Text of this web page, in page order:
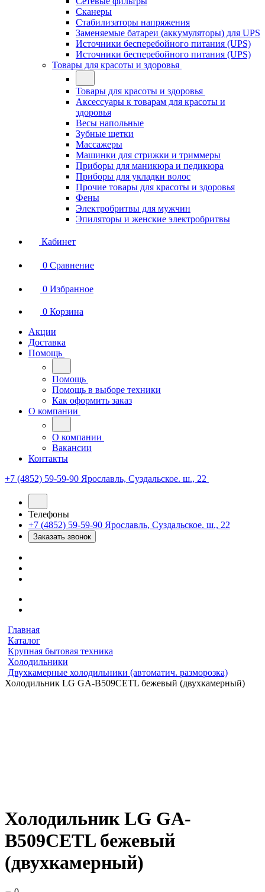
Сканеры
Стабилизаторы напряжения
Заменяемые батареи (аккумуляторы) для UPS
Источники бесперебойного питания (UPS)
Источники бесперебойного питания (UPS)
Товары для красоты и здоровья
Товары для красоты и здоровья
Аксессуары к товарам для красоты и
здоровья
Весы напольные
Зубные щетки
Массажеры
Машинки для стрижки и триммеры
Приборы для маникюра и педикюра
Приборы для укладки волос
Прочие товары для красоты и здоровья
Фены
Электробритвы для мужчин
Эпиляторы и женские электробритвы
Кабинет
0 Сравнение
0 Избранное
0 Корзина
Акции
Доставка
Помощь
Помощь
Помощь в выборе техники
Как оформить заказ
О компании
О компании
Вакансии
Контакты
+7 (4852) 59-59-90 Ярославль, Суздальское. ш., 22
Телефоны
+7 (4852) 59-59-90 Ярославль, Суздальское. ш., 22
Заказать звонок
Главная
Каталог
Крупная бытовая техника
Холодильники
Двухкамерные холодильники (автоматич. разморозка)
Холодильник LG GA-B509CETL бежевый (двухкамерный)
Холодильник LG GA-
B509CETL бежевый
(двухкамерный)